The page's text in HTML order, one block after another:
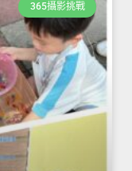
365攝影挑戰